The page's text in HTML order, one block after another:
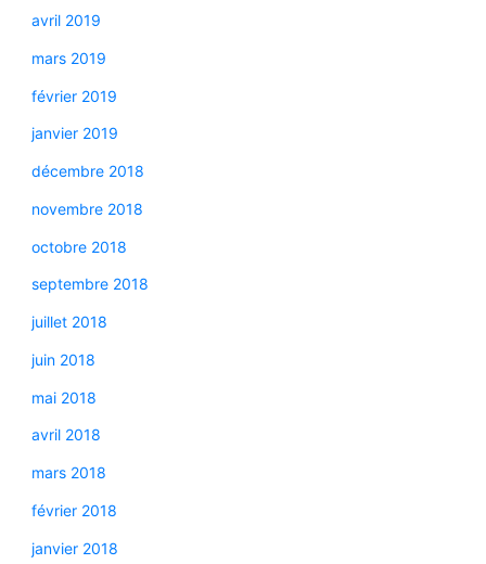
avril 2019
mars 2019
février 2019
janvier 2019
décembre 2018
novembre 2018
octobre 2018
septembre 2018
juillet 2018
juin 2018
mai 2018
avril 2018
mars 2018
février 2018
janvier 2018